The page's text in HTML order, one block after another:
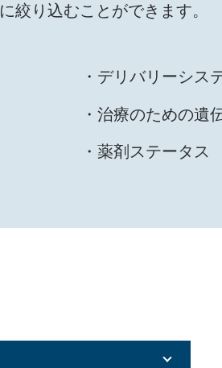
絞り込むことができます。
・デリバリーシス
・治療のための遺
・薬剤ステータス